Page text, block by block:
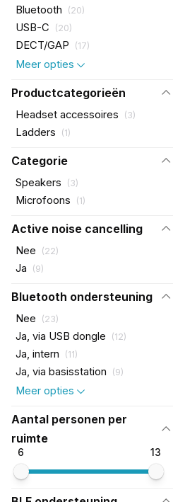
Bluetooth (20)
USB-C (20)
DECT/GAP (17)
Meer opties
Productcategorieën
Headset accessoires (3)
Ladders (1)
Categorie
Speakers (3)
Microfoons (1)
Active noise cancelling
Nee (22)
Ja (9)
Bluetooth ondersteuning
Nee (23)
Ja, via USB dongle (12)
Ja, intern (11)
Ja, via basisstation (9)
Meer opties
Aantal personen per
ruimte
6 13